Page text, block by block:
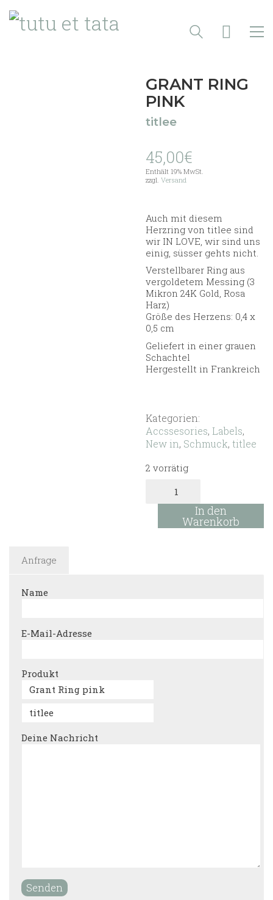
GRANT RING
PINK
titlee
45,00€
Enthält 19% MwSt.
zzgl. Versand
Auch mit diesem
Herzring von titlee sind
wir IN LOVE, wir sind uns
einig, süsser gehts nicht.
Verstellbarer Ring aus
vergoldetem Messing (3
Mikron 24K Gold, Rosa
Harz)
Größe des Herzens: 0,4 x
0,5 cm
Geliefert in einer grauen
Schachtel
Hergestellt in Frankreich
Kategorien:
Accssesories, Labels,
New in, Schmuck, titlee
2 vorrätig
pink
In den
Warenkorb
Anfrage
Name
E-Mail-Adresse
Produkt
Deine Nachricht